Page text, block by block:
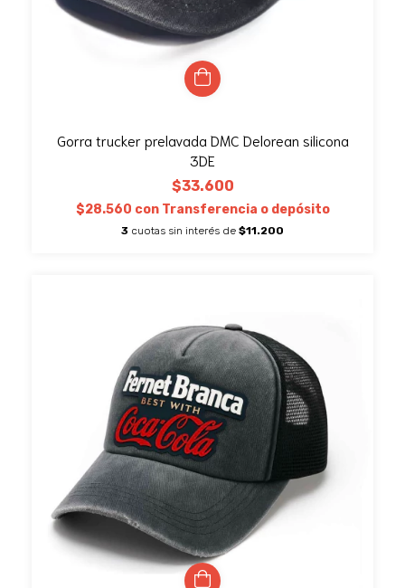
Gorra trucker prelavada DMC Delorean silicona
3DE
$33.600
$28.560 con Transferencia o depósito
3 cuotas sin interés de $11.200